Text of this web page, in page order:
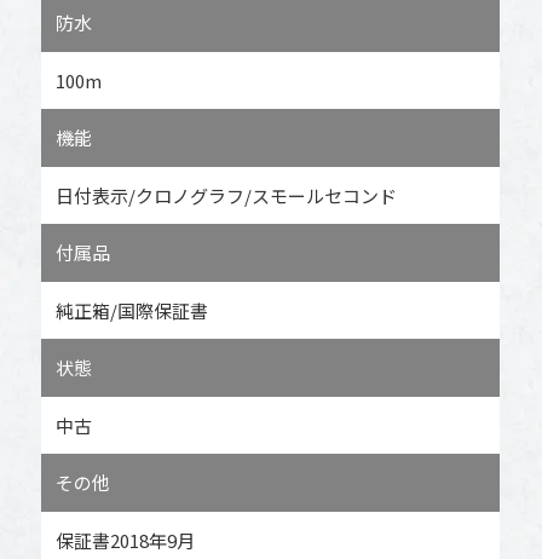
防水
100m
機能
日付表示/クロノグラフ/スモールセコンド
付属品
純正箱/国際保証書
状態
中古
その他
保証書2018年9月